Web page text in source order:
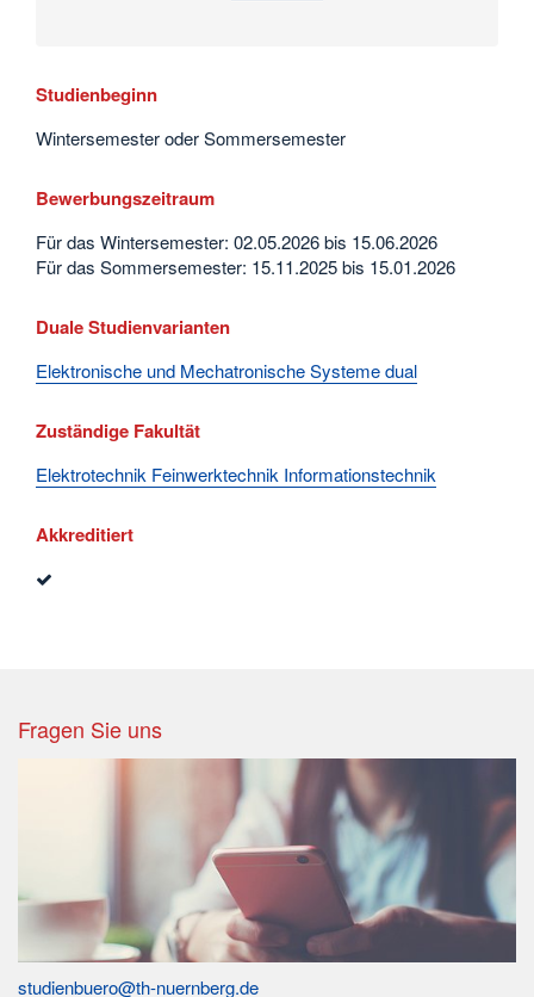
Studienbeginn
Wintersemester oder Sommersemester
Bewerbungszeitraum
Für das Wintersemester: 02.05.2026 bis 15.06.2026
Für das Sommersemester: 15.11.2025 bis 15.01.2026
Duale Studienvarianten
Elektronische und Mechatronische Systeme dual
Zuständige Fakultät
Elektrotechnik Feinwerktechnik Informationstechnik
Akkreditiert
Fragen Sie uns
studienbuero@th-nuernberg.de